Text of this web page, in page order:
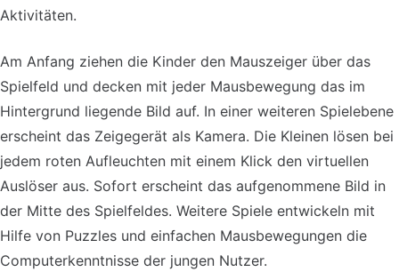
Aktivitäten.
Am Anfang ziehen die Kinder den Mauszeiger über das
Spielfeld und decken mit jeder Mausbewegung das im
Hintergrund liegende Bild auf. In einer weiteren Spielebene
erscheint das Zeigegerät als Kamera. Die Kleinen lösen bei
jedem roten Aufleuchten mit einem Klick den virtuellen
Auslöser aus. Sofort erscheint das aufgenommene Bild in
der Mitte des Spielfeldes. Weitere Spiele entwickeln mit
Hilfe von Puzzles und einfachen Mausbewegungen die
Computerkenntnisse der jungen Nutzer.